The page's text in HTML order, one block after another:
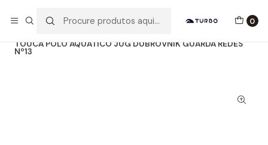
0
TOUCA POLO AQUÁTICO JUG DUBROVNIK GUARDA REDES
Nº13